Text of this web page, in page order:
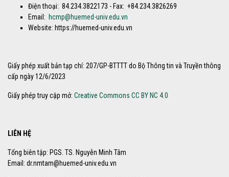
Điện thoại: 84.234.3822173 - Fax: +84.234.3826269
Email: hcmp@huemed-univ.edu.vn
Website: https://huemed-univ.edu.vn
Giấy phép xuất bản tạp chí: 207/GP-BTTTT do Bộ Thông tin và Truyền thông
cấp ngày 12/6/2023
Giấy phép truy cập mở: Creative Commons CC BY NC 4.0
LIÊN HỆ
Tổng biên tập: PGS. TS. Nguyễn Minh Tâm
Email: dr.nmtam@huemed-univ.edu.vn